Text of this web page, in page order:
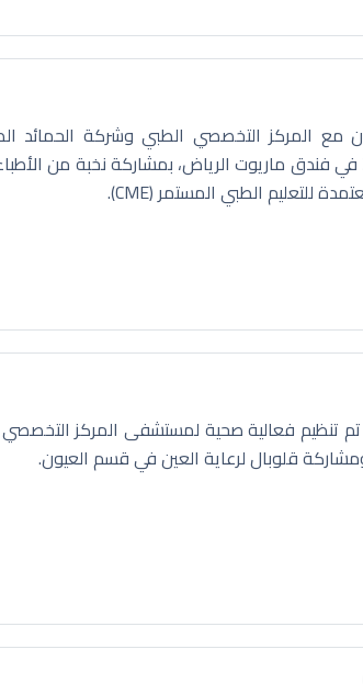
مع المركز التخصصي الطبي وشركة الحمائد
الجمعة الموافق 25 أكتوبر 2024 في فندق ماريوت الرياض، بمشاركة
تم تنظيم فعالية صحية لمستشفى المركز
قلوبال لرعاية العين في قسم العيون.